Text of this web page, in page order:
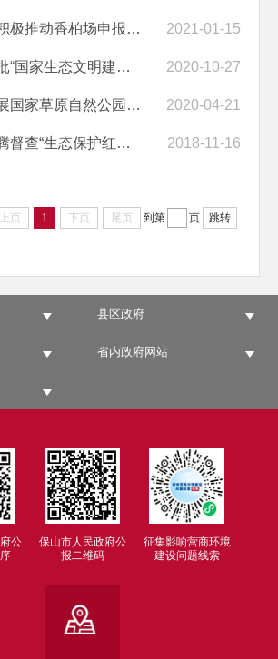
保山市林草局积极推动香柏场申报国家草原自然公园建设试点助力“绿水金... 2021-01-15
昌宁县获第四批“国家生态文明建设示范县”命名 2020-10-27
保山市积极开展国家草原自然公园创建试点申报工作 2020-04-21
省委督察组莅腾督查“生态保护红线”和国家森林城市工作 2018-11-16
上页 1 下页 尾页 到第 页 跳转
县区政府
省内政府网站
公
保山市人民政府公
报二维码
征集影响营商环境
建设问题线索